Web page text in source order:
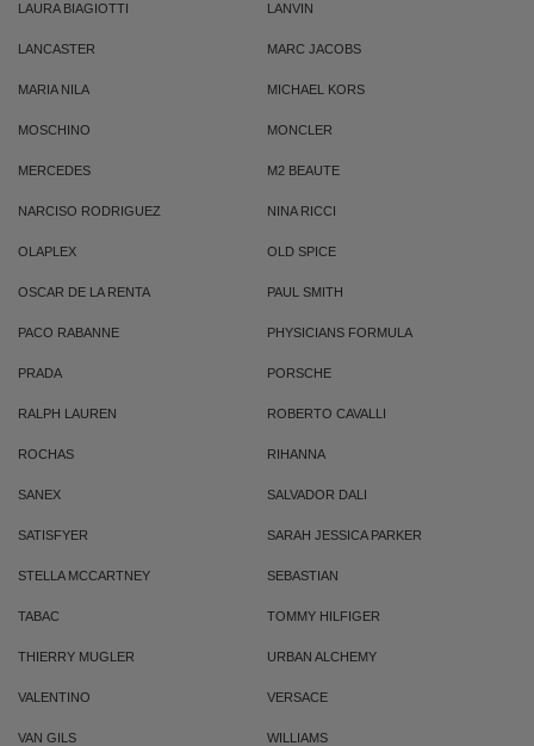
LAURA BIAGIOTTI LANVIN
LANCASTER MARC JACOBS
MARIA NILA MICHAEL KORS
MOSCHINO MONCLER
MERCEDES M2 BEAUTE
NARCISO RODRIGUEZ NINA RICCI
OLAPLEX OLD SPICE
OSCAR DE LA RENTA PAUL SMITH
PACO RABANNE PHYSICIANS FORMULA
PRADA PORSCHE
RALPH LAUREN ROBERTO CAVALLI
ROCHAS RIHANNA
SANEX SALVADOR DALI
SATISFYER SARAH JESSICA PARKER
STELLA MCCARTNEY SEBASTIAN
TABAC TOMMY HILFIGER
THIERRY MUGLER URBAN ALCHEMY
VALENTINO VERSACE
VAN GILS WILLIAMS